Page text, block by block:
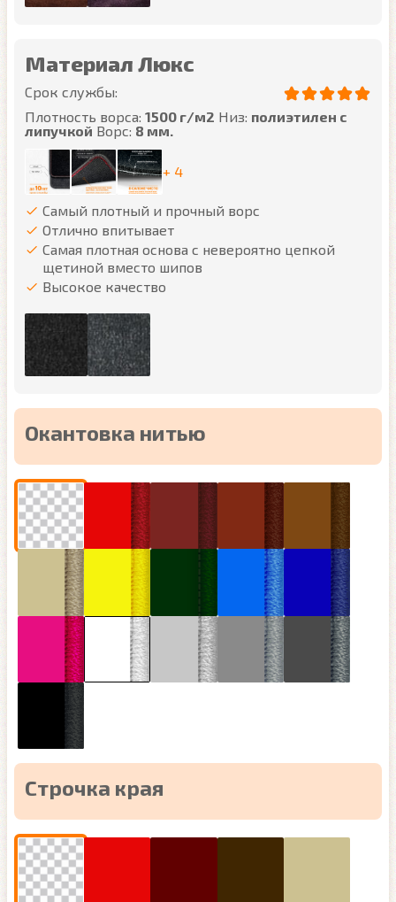
Материал Люкс
Срок службы:
Плотность ворса: 1500 г/м2 Низ: полиэтилен с
липучкой Ворс: 8 мм.
+ 4
Самый плотный и прочный ворс
Отлично впитывает
Самая плотная основа с невероятно цепкой
щетиной вместо шипов
Высокое качество
Окантовка нитью
Строчка края